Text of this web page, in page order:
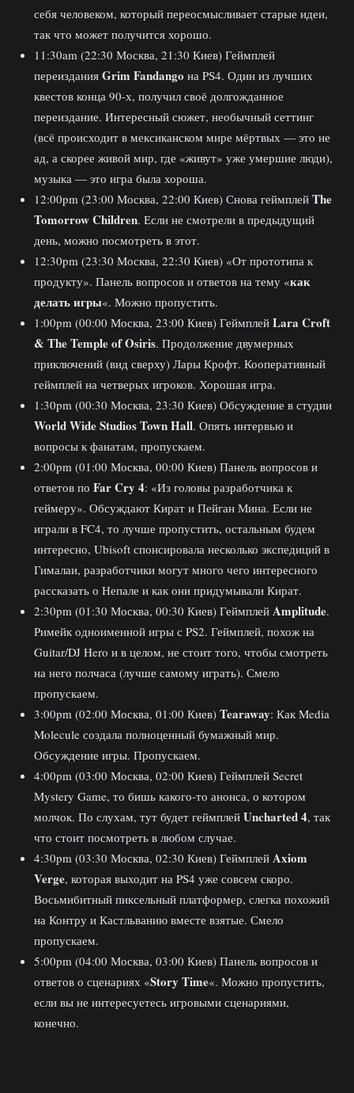
себя человеком, который переосмысливает старые идеи,
так что может получится хорошо.
11:30am (22:30 Москва, 21:30 Киев) Геймплей
переиздания Grim Fandango на PS4. Один из лучших
квестов конца 90-х, получил своё долгожданное
переиздание. Интересный сюжет, необычный сеттинг
(всё происходит в мексиканском мире мёртвых — это не
ад, а скорее живой мир, где «живут» уже умершие люди),
музыка — это игра была хороша.
12:00pm (23:00 Москва, 22:00 Киев) Снова геймплей The
Tomorrow Children. Если не смотрели в предыдущий
день, можно посмотреть в этот.
12:30pm (23:30 Москва, 22:30 Киев) «От прототипа к
продукту». Панель вопросов и ответов на тему «как
делать игры«. Можно пропустить.
1:00pm (00:00 Москва, 23:00 Киев) Геймплей Lara Croft
& The Temple of Osiris. Продолжение двумерных
приключений (вид сверху) Лары Крофт. Кооперативный
геймплей на четверых игроков. Хорошая игра.
1:30pm (00:30 Москва, 23:30 Киев) Обсуждение в студии
World Wide Studios Town Hall. Опять интервью и
вопросы к фанатам, пропускаем.
2:00pm (01:00 Москва, 00:00 Киев) Панель вопросов и
ответов по Far Cry 4: «Из головы разработчика к
геймеру». Обсуждают Кират и Пейган Мина. Если не
играли в FC4, то лучше пропустить, остальным будем
интересно, Ubisoft спонсировала несколько экспедиций в
Гималаи, разработчики могут много чего интересного
рассказать о Непале и как они придумывали Кират.
2:30pm (01:30 Москва, 00:30 Киев) Геймплей Amplitude.
Римейк одноименной игры с PS2. Геймплей, похож на
Guitar/DJ Hero и в целом, не стоит того, чтобы смотреть
на него полчаса (лучше самому играть). Смело
пропускаем.
3:00pm (02:00 Москва, 01:00 Киев) Tearaway: Как Media
Molecule создала полноценный бумажный мир.
Обсуждение игры. Пропускаем.
4:00pm (03:00 Москва, 02:00 Киев) Геймплей Secret
Mystery Game, то бишь какого-то анонса, о котором
молчок. По слухам, тут будет геймплей Uncharted 4, так
что стоит посмотреть в любом случае.
4:30pm (03:30 Москва, 02:30 Киев) Геймплей Axiom
Verge, которая выходит на PS4 уже совсем скоро.
Восьмибитный пиксельный платформер, слегка похожий
на Контру и Кастльванию вместе взятые. Смело
пропускаем.
5:00pm (04:00 Москва, 03:00 Киев) Панель вопросов и
ответов о сценариях «Story Time«. Можно пропустить,
если вы не интересуетесь игровыми сценариями,
конечно.